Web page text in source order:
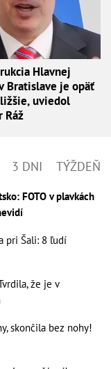
Hlavnej
Bratislave je opäť
uviedol
Ráž
3 DNI TÝŽDEŇ
FOTO v plavkách
pri Šali: 8 ľudí
že je v
skončila bez nohy!